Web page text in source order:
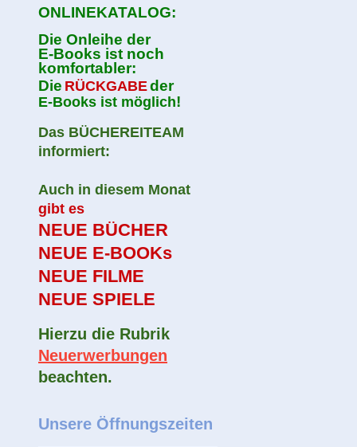
ONLINEKATALOG:
Die Onleihe der
E-Books ist noch
komfortabler:
Die RÜCKGABEder
E-Books ist möglich!
Das BÜCHEREITEAM
informiert:
Auch in diesem Monat
gibt es
NEUE BÜCHER
NEUE E-BOOKs
NEUE FILME
NEUE SPIELE
Hierzu die Rubrik
Neuerwerbungen
beachten.
Unsere Öffnungszeiten